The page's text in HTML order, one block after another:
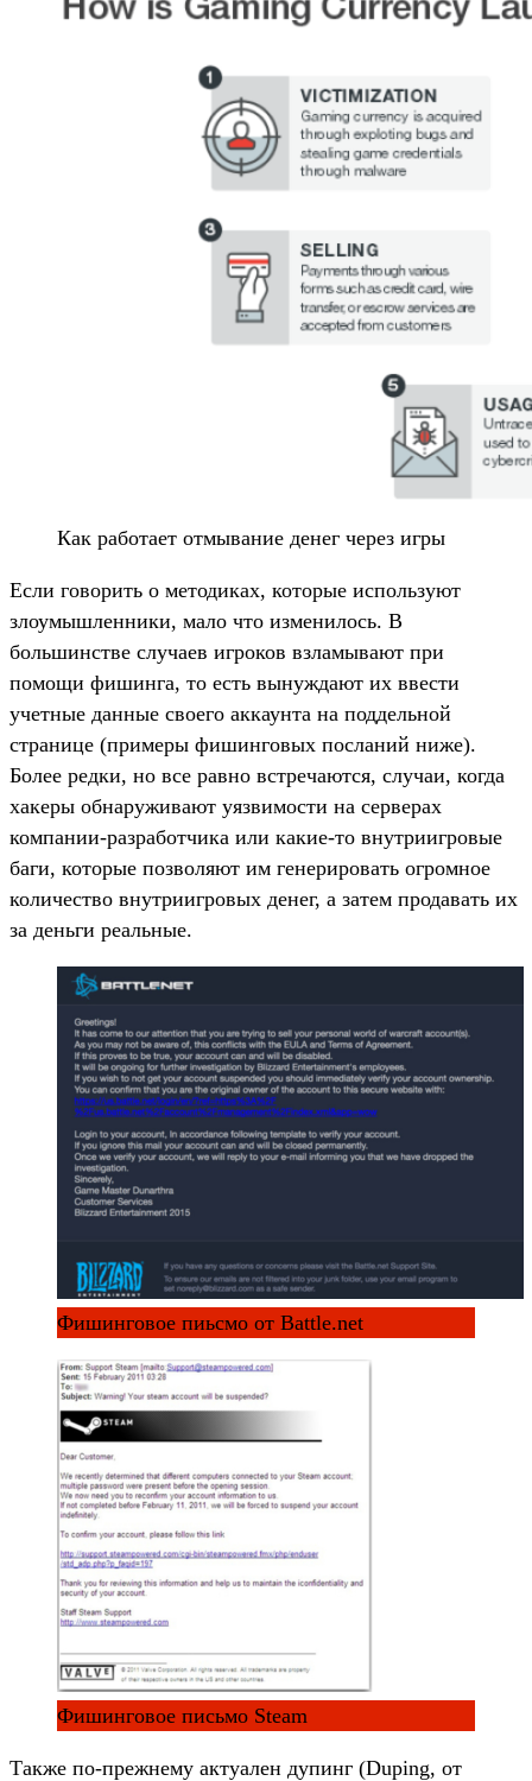
Как работает отмывание денег через игры
Если говорить о методиках, которые используют
злоумышленники, мало что изменилось. В
большинстве случаев игроков взламывают при
помощи фишинга, то есть вынуждают их ввести
учетные данные своего аккаунта на поддельной
странице (примеры фишинговых посланий ниже).
Более редки, но все равно встречаются, случаи, когда
хакеры обнаруживают уязвимости на серверах
компании-разработчика или какие-то внутриигровые
баги, которые позволяют им генерировать огромное
количество внутриигровых денег, а затем продавать их
за деньги реальные.
Фишинговое пиьсмо от Battle.net
Фишинговое письмо Steam
Также по-прежнему актуален дупинг (Duping, от